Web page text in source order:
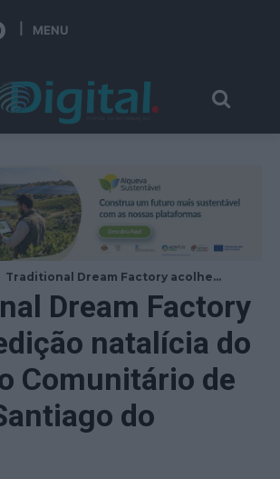
MENU
Traditional Dream Factory acolhe...
Dream Factory
natalícia do
Comunitário de
do